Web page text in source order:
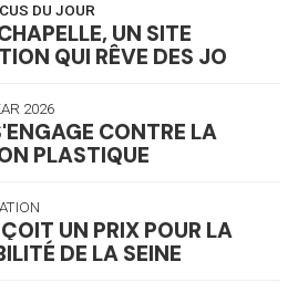
DU JOUR
UN SITE
QUI RÊVE DES JO
2026
CONTRE LA
PLASTIQUE
UN PRIX POUR LA
DE LA SEINE